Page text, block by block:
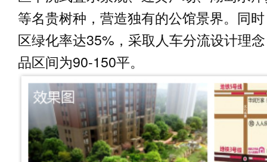
等名贵树种，营造独有的公馆景界。同
区绿化率达35%，采取人车分流设计理
品区间为90-150平。